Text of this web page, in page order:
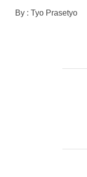
By : Tyo Prasetyo